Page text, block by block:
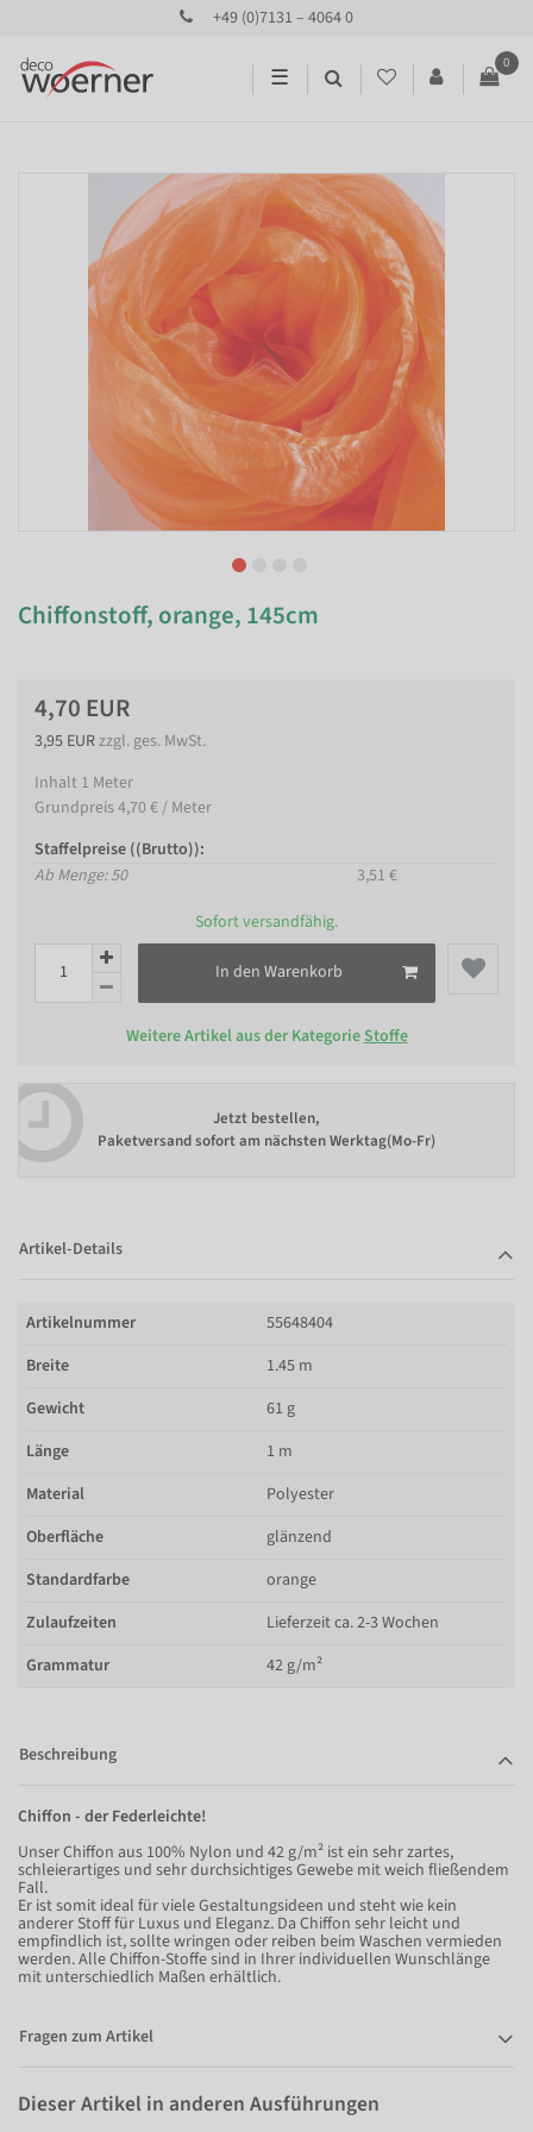
+49 (0)7131 – 4064 0
☰
0
Chiffonstoff, orange, 145cm
4,70 EUR
3,95 EURzzgl. ges. MwSt.
Inhalt 1 Meter
Grundpreis4,70 € / Meter
Staffelpreise ((Brutto)):
Ab Menge: 50
3,51 €
Sofort versandfähig.
In den Warenkorb
Weitere Artikel aus der KategorieStoffe
Jetzt bestellen,
Paketversand sofort am nächsten Werktag(Mo-Fr)
Artikel-Details
Artikelnummer
55648404
Breite
1.45 m
Gewicht
61 g
Länge
1 m
Material
Polyester
Oberfläche
glänzend
Standardfarbe
orange
Zulaufzeiten
Lieferzeit ca. 2-3 Wochen
Grammatur
42 g/m²
Beschreibung
Chiffon - der Federleichte!
Unser Chiffon aus 100% Nylon und 42 g/m² ist ein sehr zartes,
schleierartiges und sehr durchsichtiges Gewebe mit weich fließendem
Fall.
Er ist somit ideal für viele Gestaltungsideen und steht wie kein
anderer Stoff für Luxus und Eleganz. Da Chiffon sehr leicht und
empfindlich ist, sollte wringen oder reiben beim Waschen vermieden
werden. Alle Chiffon-Stoffe sind in Ihrer individuellen Wunschlänge
mit unterschiedlich Maßen erhältlich.
Fragen zum Artikel
Dieser Artikel in anderen Ausführungen